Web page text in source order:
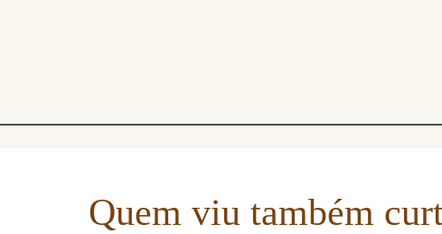
Quem viu também